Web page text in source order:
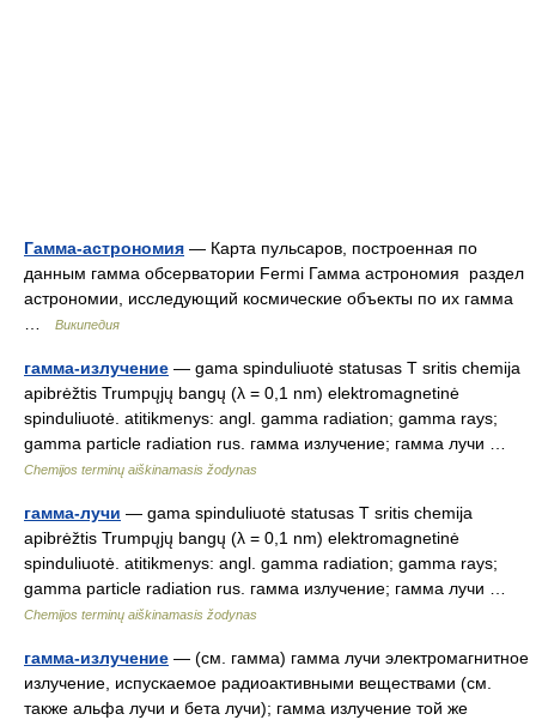
Гамма-астрономия — Карта пульсаров, построенная по
данным гамма обсерватории Fermi Гамма астрономия раздел
астрономии, исследующий космические объекты по их гамма
Википедия
гамма-излучение — gama spinduliuotė statusas T sritis chemija
apibrėžtis Trumpųjų bangų (λ = 0,1 nm) elektromagnetinė
spinduliuotė. atitikmenys: angl. gamma radiation; gamma rays;
gamma particle radiation rus. гамма излучение; гамма лучи …
Chemijos terminų aiškinamasis žodynas
гамма-лучи — gama spinduliuotė statusas T sritis chemija
apibrėžtis Trumpųjų bangų (λ = 0,1 nm) elektromagnetinė
spinduliuotė. atitikmenys: angl. gamma radiation; gamma rays;
gamma particle radiation rus. гамма излучение; гамма лучи …
Chemijos terminų aiškinamasis žodynas
гамма-излучение — (см. гамма) гамма лучи электромагнитное
излучение, испускаемое радиоактивными веществами (см.
также альфа лучи и бета лучи); гамма излучение той же